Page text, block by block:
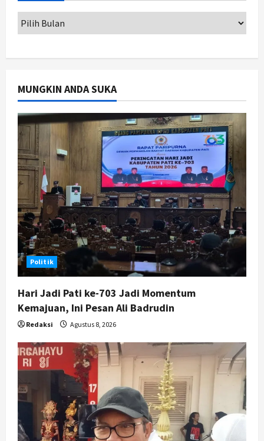
pada UMKM dan Wisata
3
Dorong Ekonomi Lokal,
4
Politik
Cagar Budaya RSUD Soewondo Jadi
Sorotan, Hasil Kajian Tim Provinsi
Segera Keluar
Agustus 7, 2026
5
Nasional
BRIN Kembangkan Sepatu Murah
Mulai Rp75 Ribu untuk Sekolah
Rakyat
Agustus 7, 2026
MUNGKIN ANDA SUKA
Politik
Hari Jadi Pati ke-703 Jadi Momentum
Kemajuan, Ini Pesan Ali Badrudin
Redaksi Agustus 8, 2026